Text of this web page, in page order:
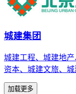
城建集团
城建工程、城建地
资本、城建文旅、
加载更多